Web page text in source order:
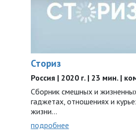
Сториз
Россия | 2020 г. | 23 мин. |
Сборник смешных и
гаджетах, отношениях и
жизни…
подробнее